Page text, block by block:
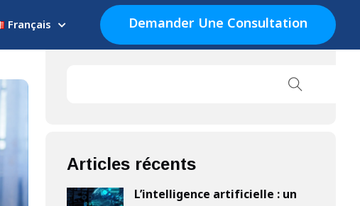
Français Demander Une Consultation
Articles récents
L’intelligence artificielle : un